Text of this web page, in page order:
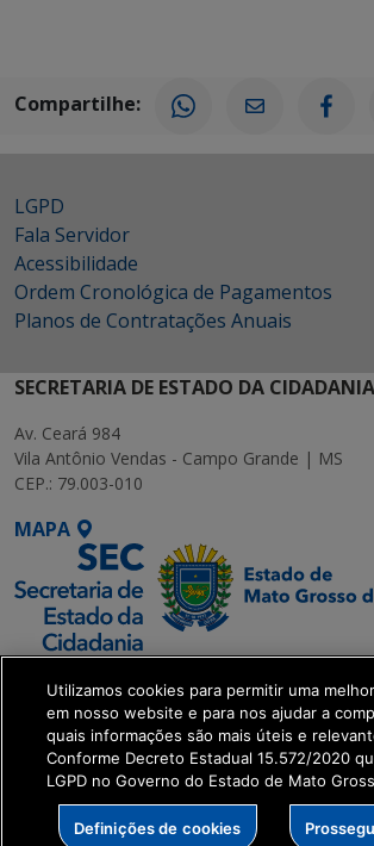
Compartilhe:
LGPD
Fala Servidor
Acessibilidade
Ordem Cronológica de Pagamentos
Planos de Contratações Anuais
SECRETARIA DE ESTADO DA CIDADANIA
Av. Ceará 984
Vila Antônio Vendas - Campo Grande | MS
CEP.: 79.003-010
MAPA
SETDIG | Secretaria-
Executiva de
Transformação Digital
get_footer();
Utilizamos cookies para permitir uma
em nosso website e para nos ajudar a
quais informações são mais úteis e
Conforme Decreto Estadual 15.572/2020
LGPD no Governo do Estado de Mato
Definições de cookies